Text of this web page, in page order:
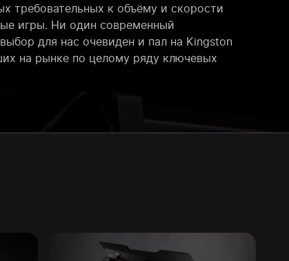
требовательных к объёму и скорости
игры. Ни один современный
для нас очевиден и пал на Kingston
на рынке по целому ряду ключевых